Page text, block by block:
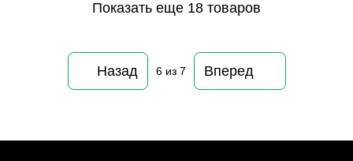
Показать еще 18 товаров
Назад 6из 7 Вперед